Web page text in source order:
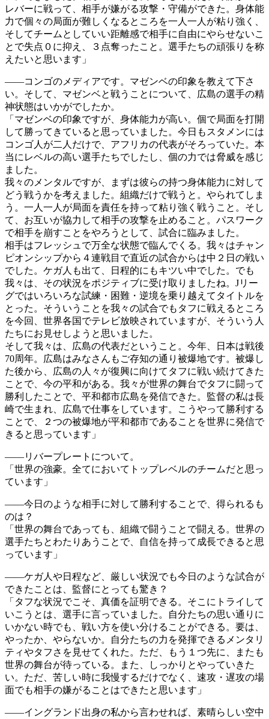
レバーに戦って、相手が嫌がる攻撃・守備ができた。身体能
力で個々の局面が難しくなるところを一人一人が粘り強く、
そしてチームとしていい距離感で相手に自由にやらせないこ
とで失点０に抑え、３点奪ったこと。選手たちの頑張りを称
えたいと思います」
――コンゴのメディアです。マゼンベの印象を教えて下さ
い。そして、マゼンベと戦うことについて、広島の選手の精
神状態はいかがでしたか。
「マゼンベの印象ですが、身体能力が高い。個で局面を打開
して勝ってきていると思っていました。今日もスタメンには
コンゴ人が二人だけで、アフリカの代表がそろっていた。本
当にレベルの高い選手たちでしたし、個の力では脅威を感じ
ました。
我々のメンタルですが、まずは彼らの持つ身体能力に対して
どう戦うかを考えました。組織だけで戦うと。やられてしま
う。一人一人が局面を責任を持って粘り強く戦うこと。そし
て、お互いが協力して相手の攻撃を止めること。パスワーク
で相手を崩すことをやろうとして、試合に臨みました。
相手はフレッシュで万全な状態で臨んでくる。我々はチャン
ピオンシップから４連戦目で直近の試合からは中２日の戦い
でした。ケガ人も出て、日程的にもキツい中でした。でも
我々は、その状況をポジティブに受け取りましたね。Jリー
グではいろいろな試練・困難・逆境を乗り越えてタイトルを
とった。そういうことを我々の試合でもタフに戦えるところ
を今回、世界各国でテレビ放映されていますが、そういう人
たちにお見せしようと思いました。
そして我々は、広島の代表だということ。今年、日本は戦後
70周年。広島はみなさんもご存知の通り被爆地です。被爆し
た後から、広島の人々が復興に向けてタフに戦い続けてきた
ことで、今の平和がある。我々が世界の舞台でタフに闘って
勝利したことで、平和都市広島を発信できた。監督の私は長
崎で生まれ、広島で仕事をしています。こうやって勝利する
ことで、２つの被爆地が平和都市であることを世界に発信で
きると思っています」
――リバープレートについて。
「世界の強豪。全てにおいてトップレベルのチームだと思っ
ています」
――今日のような相手に対して勝利することで、得られるも
のは？
「世界の舞台であっても、組織で闘うことで闘える。世界の
選手たちとわたりあうことで、自信を持って成長できると思
っています」
――ケガ人や日程など、厳しい状況でも今日のような試合が
できたことは、監督にとっても驚き？
「タフな状況でこそ、真価を証明できる。そこにトライして
いこうとは、選手に言っていました。自分たちの思い通りに
いかない時でも、戦い方を使い分けることができる。要は、
やったか、やらないか。自分たちの力を発揮できるメンタリ
ティやタフさを見せてくれた。ただ、もう１つ先に、またも
世界の舞台が待っている。また、しっかりとやっていきた
い。ただ、苦しい時に我慢するだけでなく、速攻・遅攻の場
面でも相手の嫌がることはできたと思います」
――イングランド出身の私から言わせれば、素晴らしい空中